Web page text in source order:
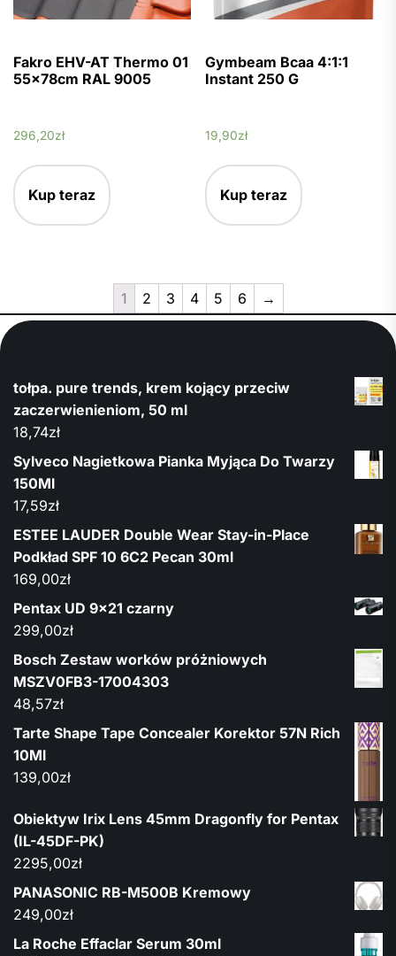
Fakro EHV-AT Thermo 01
55x78cm RAL 9005
296,20zł
Kup teraz
Gymbeam Bcaa 4:1:1
Instant 250 G
19,90zł
Kup teraz
1 2 3 4 5 6 →
tołpa. pure trends, krem kojący przeciw
zaczerwienieniom, 50 ml
18,74zł
Sylveco Nagietkowa Pianka Myjąca Do Twarzy
150Ml
17,59zł
ESTEE LAUDER Double Wear Stay-in-Place
Podkład SPF 10 6C2 Pecan 30ml
169,00zł
Pentax UD 9x21 czarny
299,00zł
Bosch Zestaw worków próżniowych
MSZV0FB3-17004303
48,57zł
Tarte Shape Tape Concealer Korektor 57N Rich
10Ml
139,00zł
Obiektyw Irix Lens 45mm Dragonfly for Pentax
(IL-45DF-PK)
2295,00zł
PANASONIC RB-M500B Kremowy
249,00zł
La Roche Effaclar Serum 30ml